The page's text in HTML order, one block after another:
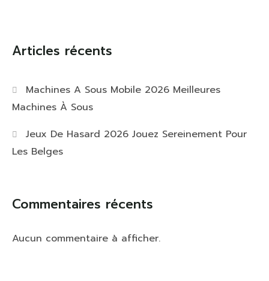
Articles récents
Machines A Sous Mobile 2026 Meilleures
Machines À Sous
Jeux De Hasard 2026 Jouez Sereinement Pour
Les Belges
Commentaires récents
Aucun commentaire à afficher.